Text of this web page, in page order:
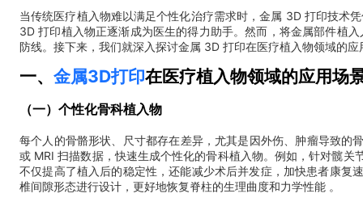
当传统医疗植入物难以满足个性化治疗需求时，金属 3D 打印技术
3D 打印植入物正逐渐成为医生的得力助手。然而，将金属部件植
防线。接下来，我们就深入探讨金属 3D 打印在医疗植入物领域的
一、 金属3D打印在医疗植入物领域的应用场
（一）个性化骨科植入物
每个人的骨骼形状、尺寸都存在差异，尤其是因外伤、肿瘤导致
或 MRI 扫描数据，快速生成个性化的骨科植入物。例如，针对髋关
不仅提高了植入后的稳定性，还能减少术后并发症，加快患者康
椎间隙形态进行设计，更好地恢复脊柱的生理曲度和力学性能 。